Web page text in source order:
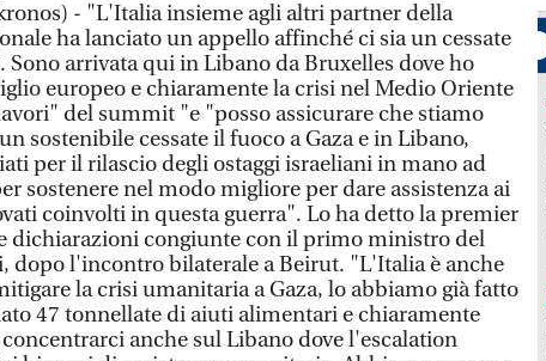
- "L'Italia insieme agli altri partner della
ha lanciato un appello affinché ci sia un cessate
arrivata qui in Libano da Bruxelles dove ho
europeo e chiaramente la crisi nel Medio Oriente
del summit "e "posso assicurare che stiamo
sostenibile cessate il fuoco a Gaza e in Libano,
per il rilascio degli ostaggi israeliani in mano ad
sostenere nel modo migliore per dare assistenza ai
coinvolti in questa guerra". Lo ha detto la premier
dichiarazioni congiunte con il primo ministro del
dopo l'incontro bilaterale a Beirut. "L'Italia è anche
la crisi umanitaria a Gaza, lo abbiamo già fatto
47 tonnellate di aiuti alimentari e chiaramente
anche sul Libano dove l'escalation